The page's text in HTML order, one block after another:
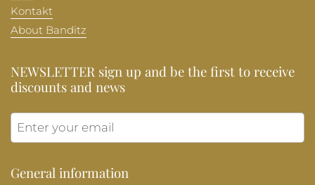
Kontakt
About Banditz
NEWSLETTER sign up and be the first to receive
discounts and news
General information